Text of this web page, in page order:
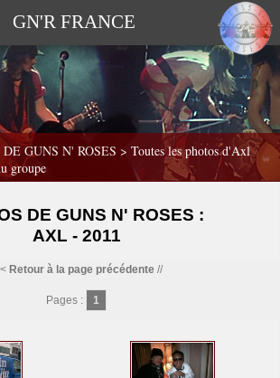
GN'R FRANCE
GUNS N' ROSES > Toutes les photos d'Axl
groupe
DE GUNS N' ROSES :
AXL - 2011
Retour à la page précédente//
Pages : 1